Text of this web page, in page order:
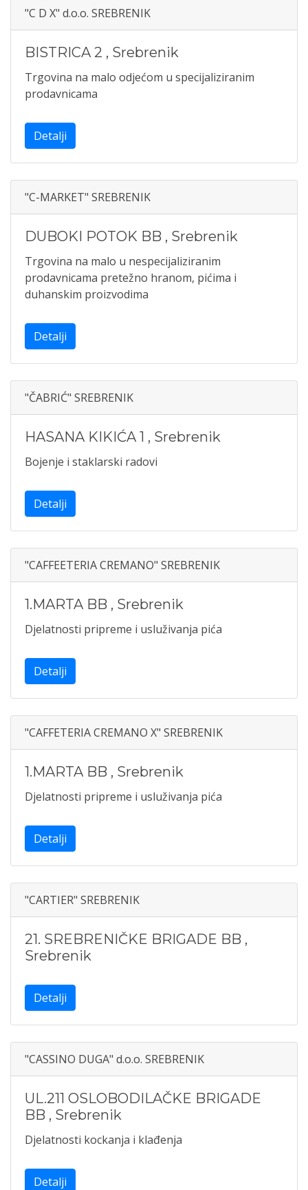
"C D X" d.o.o. SREBRENIK
BISTRICA 2 , Srebrenik
Trgovina na malo odjećom u specijaliziranim
prodavnicama
Detalji
"C-MARKET" SREBRENIK
DUBOKI POTOK BB , Srebrenik
Trgovina na malo u nespecijaliziranim
prodavnicama pretežno hranom, pićima i
duhanskim proizvodima
Detalji
"ČABRIĆ" SREBRENIK
HASANA KIKIĆA 1 , Srebrenik
Bojenje i staklarski radovi
Detalji
"CAFFEETERIA CREMANO" SREBRENIK
1.MARTA BB , Srebrenik
Djelatnosti pripreme i usluživanja pića
Detalji
"CAFFETERIA CREMANO X" SREBRENIK
1.MARTA BB , Srebrenik
Djelatnosti pripreme i usluživanja pića
Detalji
"CARTIER" SREBRENIK
21. SREBRENIČKE BRIGADE BB ,
Srebrenik
Detalji
"CASSINO DUGA" d.o.o. SREBRENIK
UL.211 OSLOBODILAČKE BRIGADE
BB , Srebrenik
Djelatnosti kockanja i klađenja
Detalji